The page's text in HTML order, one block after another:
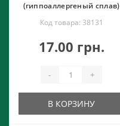
(гиппоаллергеный сплав)
Код товара: 38131
17.00 грн.
- +
В КОРЗИНУ